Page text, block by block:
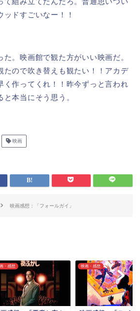
ドすごいなー！！
。映画館で観た方がいい映画だ。
たので吹き替えも観たい！！アカデ
く作ってくれ！！昨今ずっと言われ
本当にそう思う。
映画
映画感想：「フォールガイ」
・感想 映画・感想